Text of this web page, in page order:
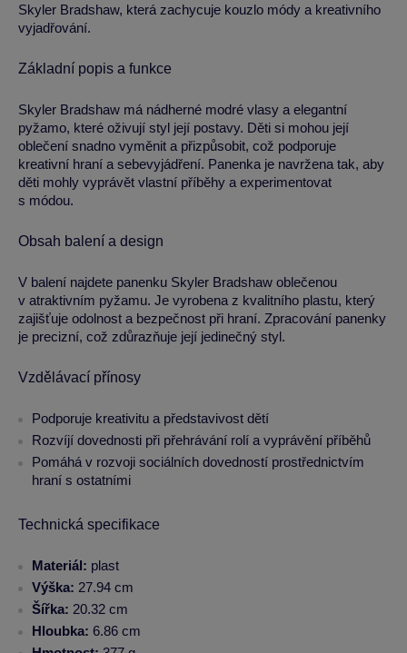
Skyler Bradshaw, která zachycuje kouzlo módy a kreativního
vyjadřování.
Základní popis a funkce
Skyler Bradshaw má nádherné modré vlasy a elegantní
pyžamo, které oživují styl její postavy. Děti si mohou její
oblečení snadno vyměnit a přizpůsobit, což podporuje
kreativní hraní a sebevyjádření. Panenka je navržena tak, aby
děti mohly vyprávět vlastní příběhy a experimentovat
s módou.
Obsah balení a design
V balení najdete panenku Skyler Bradshaw oblečenou
v atraktivním pyžamu. Je vyrobena z kvalitního plastu, který
zajišťuje odolnost a bezpečnost při hraní. Zpracování panenky
je precizní, což zdůrazňuje její jedinečný styl.
Vzdělávací přínosy
Podporuje kreativitu a představivost dětí
Rozvíjí dovednosti při přehrávání rolí a vyprávění příběhů
Pomáhá v rozvoji sociálních dovedností prostřednictvím
hraní s ostatními
Technická specifikace
Materiál: plast
Výška: 27.94 cm
Šířka: 20.32 cm
Hloubka: 6.86 cm